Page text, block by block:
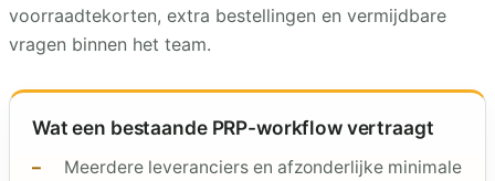
voorraadtekorten, extra bestellingen en vermijdbare
vragen binnen het team.
Wat een bestaande PRP-workflow vertraagt
Meerdere leveranciers en afzonderlijke minimale